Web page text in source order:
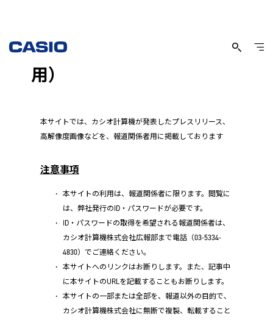
Press Room（報道関係者専
用）
本サイトでは、カシオ計算機が発表したプレスリリース、
高解像度画像などを、報道関係者用に掲載しております
注意事項
本サイトの利用は、報道関係者に限ります。閲覧に
は、弊社発行のID・パスワードが必要です。
ID・パスワードの取得を希望される報道関係者は、
カシオ計算機株式会社広報部まで電話（03-5334-
4830）でご連絡ください。
本サイトへのリンクはお断りします。また、記事中
に本サイトのURLを記載することもお断りします。
本サイトの一部または全部を、報道以外の目的で、
カシオ計算機株式会社に無断で複製、転載すること